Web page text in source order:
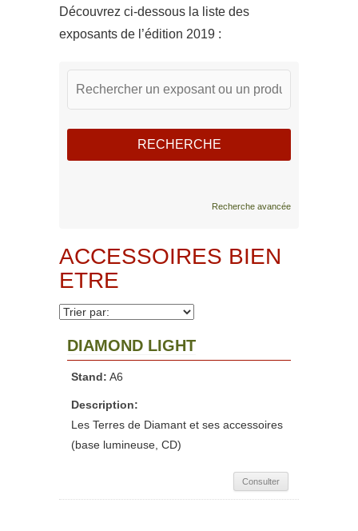
Découvrez ci-dessous la liste des
exposants de l’édition 2019 :
Recherche avancée
ACCESSOIRES BIEN
ETRE
DIAMOND LIGHT
Stand: A6
Description:
Les Terres de Diamant et ses accessoires
(base lumineuse, CD)
Consulter